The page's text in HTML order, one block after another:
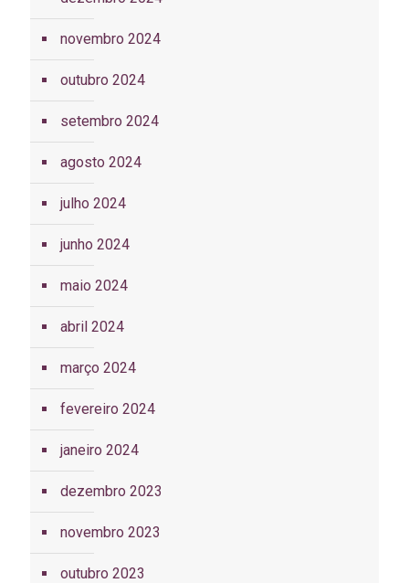
novembro 2024
outubro 2024
setembro 2024
agosto 2024
julho 2024
junho 2024
maio 2024
abril 2024
março 2024
fevereiro 2024
janeiro 2024
dezembro 2023
novembro 2023
outubro 2023